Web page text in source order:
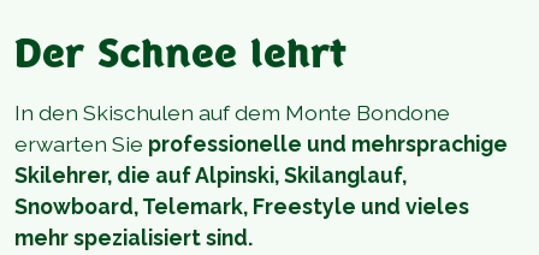
Der Schnee lehrt
In den Skischulen auf dem Monte Bondone
erwarten Sie professionelle und mehrsprachige
Skilehrer, die auf Alpinski, Skilanglauf,
Snowboard, Telemark, Freestyle und vieles
mehr spezialisiert sind.